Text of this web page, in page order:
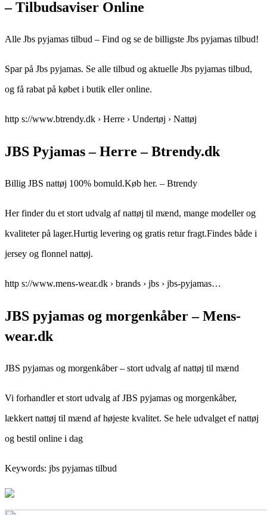
– Tilbudsaviser Online
Alle Jbs pyjamas tilbud – Find og se de billigste Jbs pyjamas tilbud!
Spar på Jbs pyjamas. Se alle tilbud og aktuelle Jbs pyjamas tilbud,
og få rabat på købet i butik eller online.
http s://www.btrendy.dk › Herre › Undertøj › Nattøj
JBS Pyjamas – Herre – Btrendy.dk
Billig JBS nattøj 100% bomuld.Køb her. – Btrendy
Her finder du et stort udvalg af nattøj til mænd, mange modeller og
kvaliteter på lager.Hurtig levering og gratis retur fragt.Findes både i
jersey og flonnel nattøj.
http s://www.mens-wear.dk › brands › jbs › jbs-pyjamas…
JBS pyjamas og morgenkåber – Mens-
wear.dk
JBS pyjamas og morgenkåber – stort udvalg af nattøj til mænd
Vi forhandler et stort udvalg af JBS pyjamas og morgenkåber,
lækkert nattøj til mænd af højeste kvalitet. Se hele udvalget ef nattøj
og bestil online i dag
Keywords: jbs pyjamas tilbud